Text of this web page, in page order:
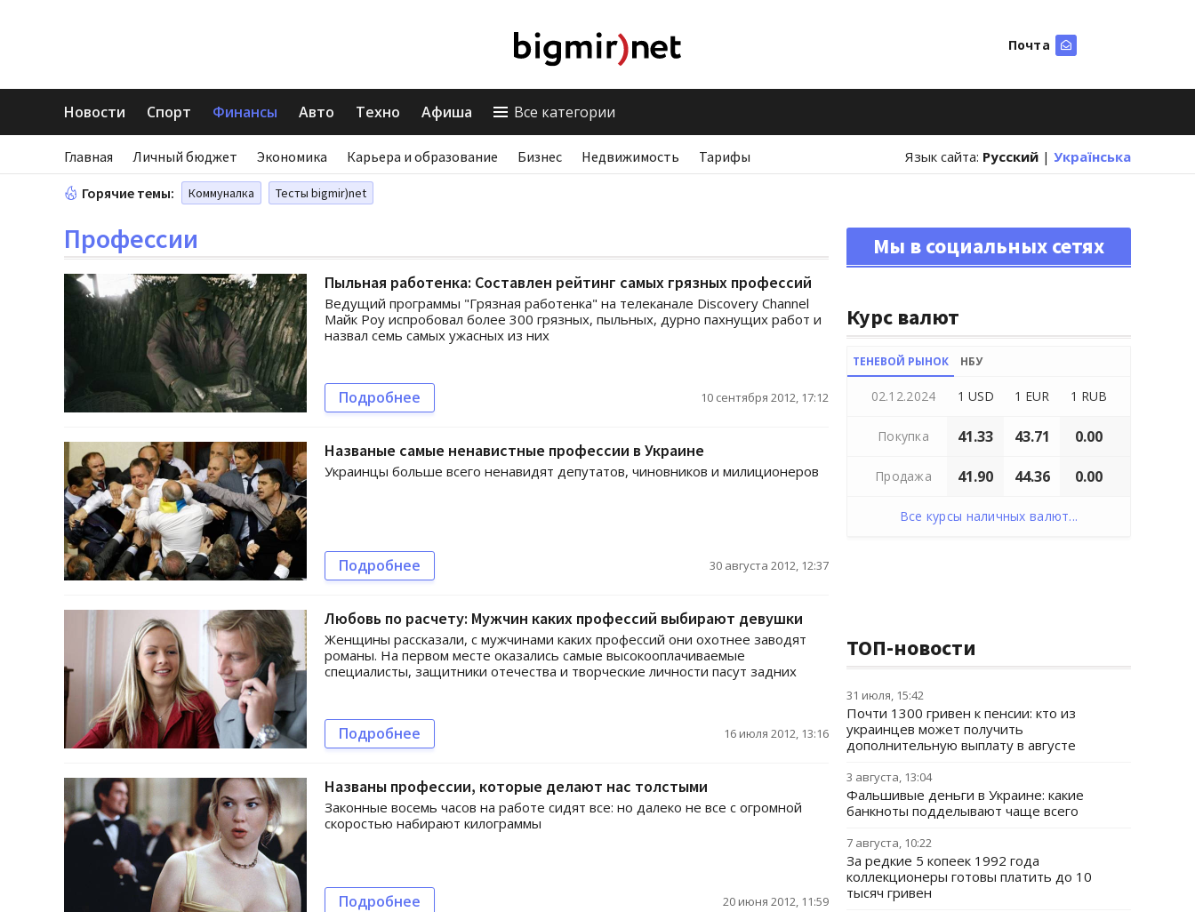
Почта
Новости Спорт Финансы Авто Техно Афиша Все категории
Главная Личный бюджет Экономика Карьера и образование Бизнес Недвижимость Тарифы Язык сайта: Русский | Українська
Горячие темы: Коммуналка Тесты bigmir)net
Профессии
Пыльная работенка: Составлен рейтинг самых грязных профессий
Ведущий программы "Грязная работенка" на телеканале Discovery Channel
Майк Роу испробовал более 300 грязных, пыльных, дурно пахнущих работ и
назвал семь самых ужасных из них
Подробнее 10 сентября 2012, 17:12
Названые самые ненавистные профессии в Украине
Украинцы больше всего ненавидят депутатов, чиновников и милиционеров
Подробнее 30 августа 2012, 12:37
Любовь по расчету: Мужчин каких профессий выбирают девушки
Женщины рассказали, с мужчинами каких профессий они охотнее заводят
романы. На первом месте оказались самые высокооплачиваемые
специалисты, защитники отечества и творческие личности пасут задних
Подробнее 16 июля 2012, 13:16
Названы профессии, которые делают нас толстыми
Законные восемь часов на работе сидят все: но далеко не все с огромной
скоростью набирают килограммы
Подробнее 20 июня 2012, 11:59
Мы в социальных сетях
Курс валют
ТЕНЕВОЙ РЫНОК НБУ
02.12.2024 1 USD 1 EUR 1 RUB
Покупка 41.33 43.71 0.00
Продажа 41.90 44.36 0.00
Все курсы наличных валют...
ТОП-новости
31 июля, 15:42
Почти 1300 гривен к пенсии: кто из
украинцев может получить
дополнительную выплату в августе
3 августа, 13:04
Фальшивые деньги в Украине: какие
банкноты подделывают чаще всего
7 августа, 10:22
За редкие 5 копеек 1992 года
коллекционеры готовы платить до 10
тысяч гривен